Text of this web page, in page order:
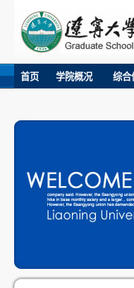
首页 学院概况 综合